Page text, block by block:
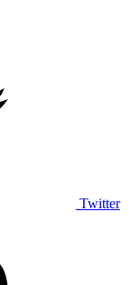
Twitter